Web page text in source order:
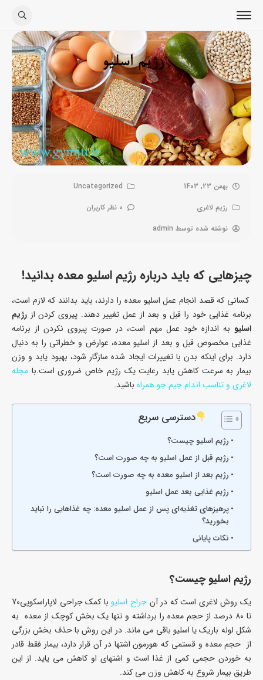
بهمن 23, 1403
Uncategorized
رژیم لاغری
0 نظر کاربران
نوشته شده توسط admin
چیزهایی که باید درباره رژیم اسلیو معده بدانید!
کسانی که قصد انجام عمل اسلیو معده را دارند، باید بدانند که لازم است،
برنامه غذایی خود را قبل و بعد از عمل تغییر دهند. پیروی کردن از رژیم
اسلیو به اندازه خود عمل مهم است، در صورت پیروی نکردن از برنامه
غذایی مخصوص قبل و بعد از اسلیو معده، عوارض و خطراتی را به دنبال
دارد. برای اینکه بدن با تغییرات ایجاد شده سازگار شود، بهبود یابد و وزن
بیمار به سرعت کاهش یابد رعایت یک رژیم خاص ضروری است.با مجله
لاغری و تناسب اندام جیم جو همراه باشید.
دسترسی سریع
رژیم اسلیو چیست؟
رژیم قبل از عمل اسلیو به چه صورت است؟
رژیم بعد از اسلیو معده به چه صورت است؟
رژیم غذایی بعد عمل اسلیو
پرهیزهای تغذیه‌ای پس از عمل اسلیو معده: چه غذاهایی را نباید
بخورید؟
نکات پایانی
رژیم اسلیو چیست؟
یک روش لاغری است که در آنجراح اسلیو
با کمک جراحی لاپاراسکوپی70
تا 80 درصد از حجم معده را برداشته و تنها یک بخش کوچک از معده به
شکل لوله باریک یا اسلیو باقی می ماند. در این روش با حذف بخش بزرگی
از حجم معده و قستمی که هورمون اشتها در آن قرار دارد، بیمار فقط قادر
به خوردن حجمی کمی از غذا است و اشتهای او کاهش می یاید. از این
طریق بیمار شروع به کاهش وزن می کند.